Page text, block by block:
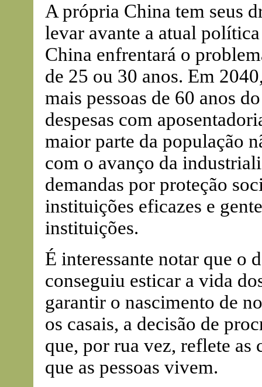
A própria China tem seus
levar avante a atual
China enfrentará o
de 25 ou 30 anos. Em
mais pessoas de 60 anos
despesas com
maior parte da população
com o avanço da
demandas por proteção
instituições eficazes e
instituições.
É interessante notar que o
conseguiu esticar a vida
garantir o nascimento de
os casais, a decisão de
que, por rua vez, reflete as
que as pessoas vivem.